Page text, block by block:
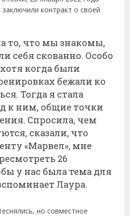
контракт о своей
то, что мы знакомы,
себя скованно. Особо
когда были
бежали ко
Тогда я стала
к ним, общие точки
Спросила, чем
сказали, что
«Марвел», мне
26
у нас была тема для
Лаура.
но совместное